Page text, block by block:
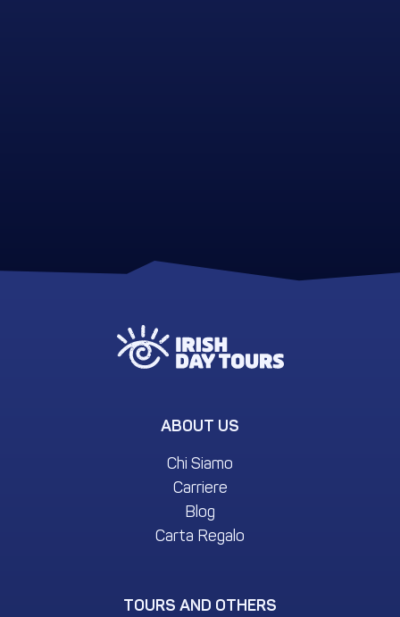
ABOUT US
Chi Siamo
Carriere
Blog
Carta Regalo
TOURS AND OTHERS